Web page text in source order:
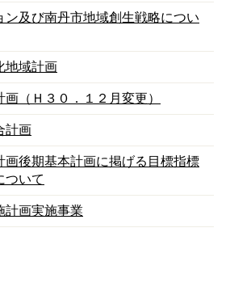
ン及び南丹市地域創生戦略につい
地域計画
（Ｈ３０．１２月変更）
計画
画後期基本計画に掲げる目標指標
ついて
計画実施事業